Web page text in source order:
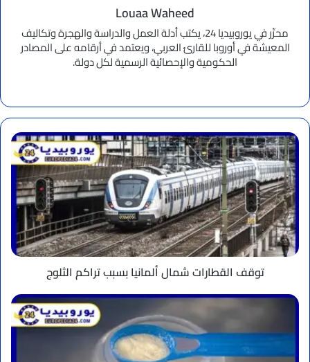
Louaa Waheed
محرِّر في يوروبيديا 24، يكتب أدلة العمل والدراسة والهجرة وتكاليف
المعيشة في أوروبا للقارئ العربي، ويعتمد في أرقامه على المصادر
الحكومية والإحصائية الرسمية لكل دولة.
توقف
القطارات
شمال
ألمانيا
بسبب
تراكم
الثلوج
توقف القطارات شمال ألمانيا بسبب تراكم الثلوج
فرنسا
قواعد